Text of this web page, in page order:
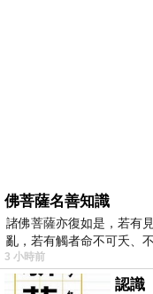
佛菩薩名善知識
諸佛菩薩亦復如是，若有
亂，若有觸者命不可夭、
受
3 小時前
認識